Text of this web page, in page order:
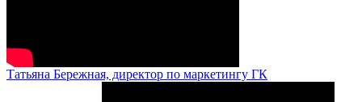
Татьяна Бережная, директор по маркетингу ГК